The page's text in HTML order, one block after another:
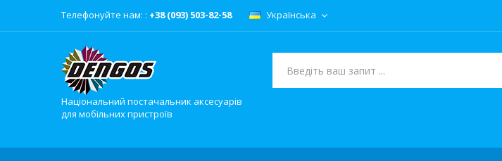
Телефонуйте нам: : +38 (093) 503-82-58 Українська
Національний постачальник аксесуарів
для мобільних пристроїв